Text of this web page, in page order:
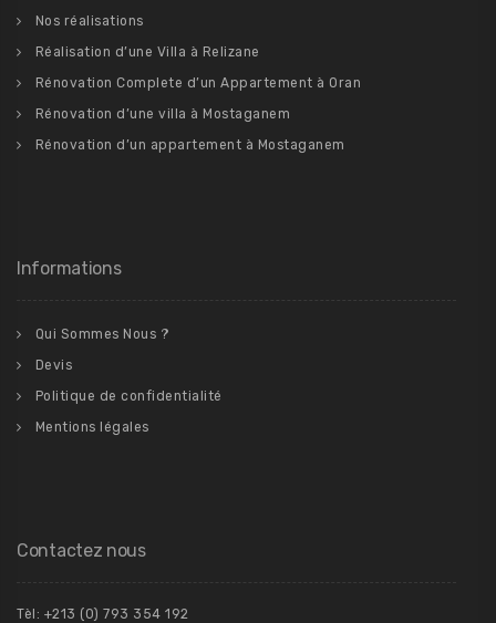
Nos réalisations
Réalisation d’une Villa à Relizane
Rénovation Complete d’un Appartement à Oran
Rénovation d’une villa à Mostaganem
Rénovation d’un appartement à Mostaganem
Informations
Qui Sommes Nous ?
Devis
Politique de confidentialité
Mentions légales
Contactez nous
Tèl: +213 (0) 793 354 192